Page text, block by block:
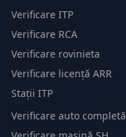
Verificare ITP
Verificare RCA
Verificare rovinieta
Verificare licență ARR
Stații ITP
Verificare auto completă